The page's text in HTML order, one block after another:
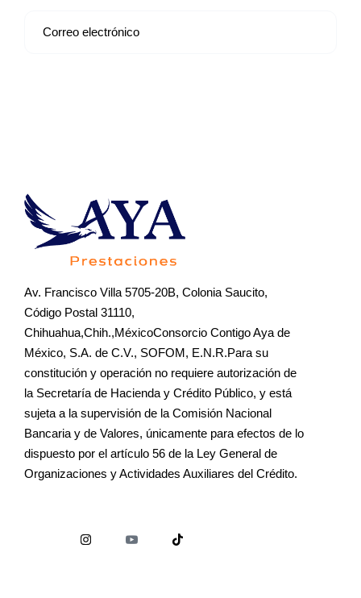
Av. Francisco Villa 5705-20B, Colonia Saucito,
Código Postal 31110,
Chihuahua,Chih.,MéxicoConsorcio Contigo Aya de
México, S.A. de C.V., SOFOM, E.N.R.Para su
constitución y operación no requiere autorización de
la Secretaría de Hacienda y Crédito Público, y está
sujeta a la supervisión de la Comisión Nacional
Bancaria y de Valores, únicamente para efectos de lo
dispuesto por el artículo 56 de la Ley General de
Organizaciones y Actividades Auxiliares del Crédito.